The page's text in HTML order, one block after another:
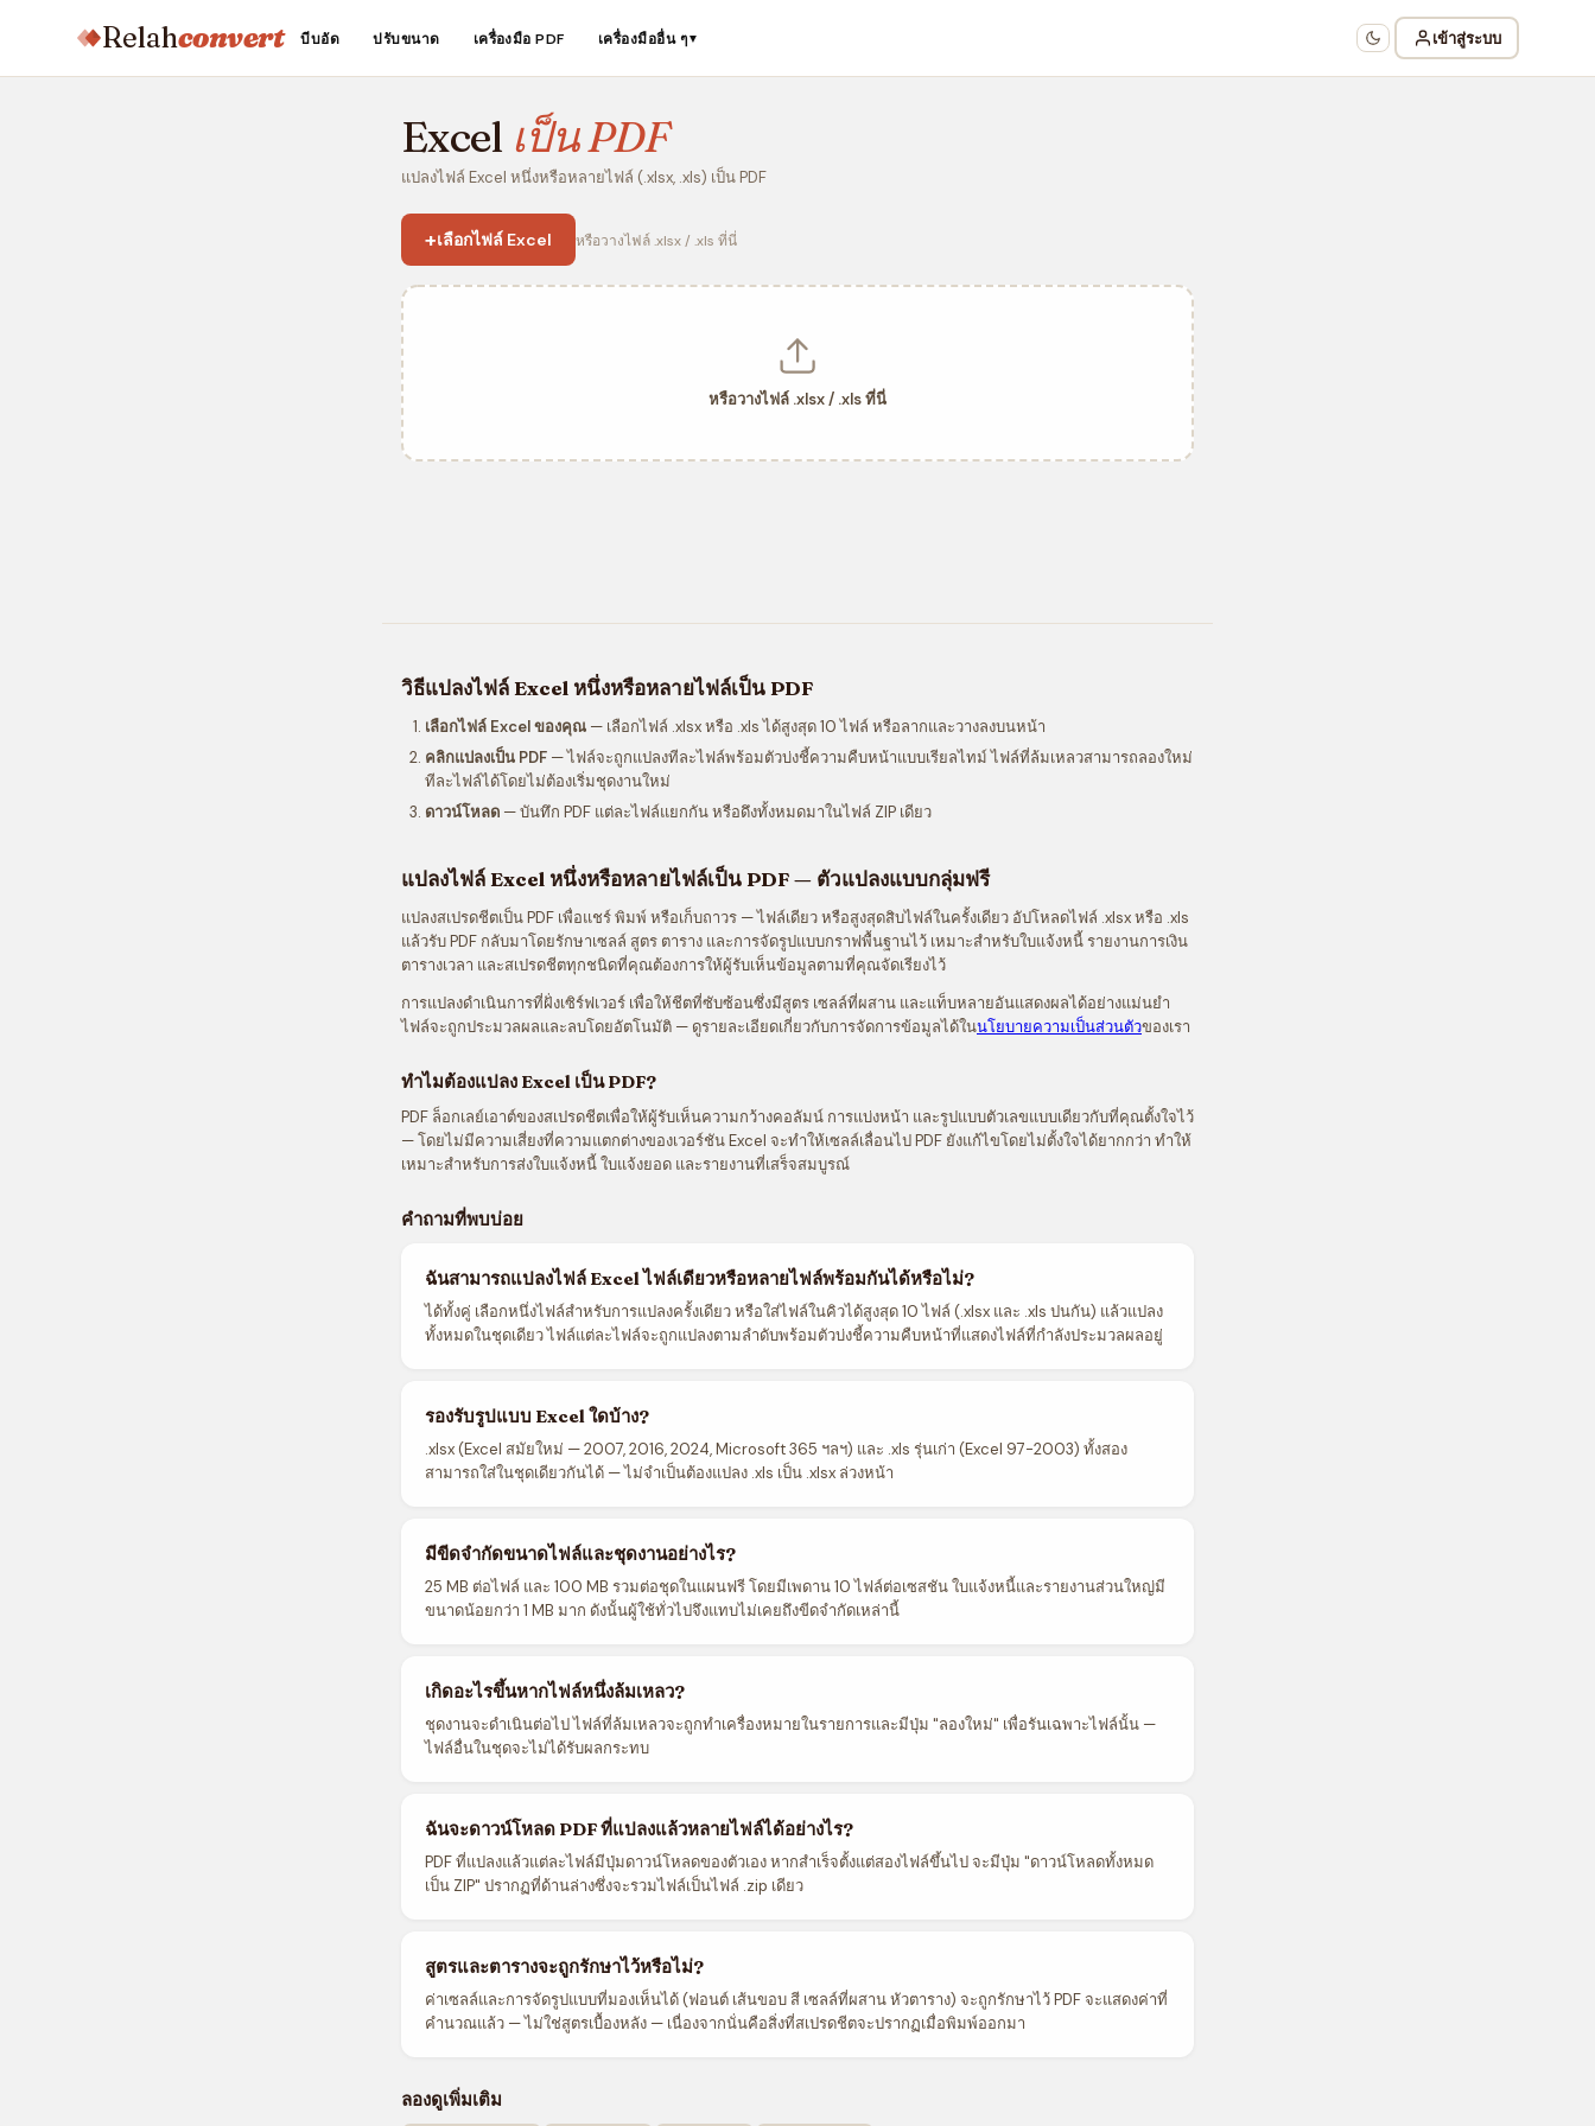
Relahconvert บีบอัด ปรับขนาด เครื่องมือ PDF เครื่องมืออื่น ๆ▼ เข้าสู่ระบบ
Excel เป็น PDF
แปลงไฟล์ Excel หนึ่งหรือหลายไฟล์ (.xlsx, .xls) เป็น PDF
+เลือกไฟล์ Excel หรือวางไฟล์ .xlsx / .xls ที่นี่
หรือวางไฟล์ .xlsx / .xls ที่นี่
วิธีแปลงไฟล์ Excel หนึ่งหรือหลายไฟล์เป็น PDF
เลือกไฟล์ Excel ของคุณ — เลือกไฟล์ .xlsx หรือ .xls ได้สูงสุด 10 ไฟล์ หรือลากและวางลงบนหน้า
คลิกแปลงเป็น PDF — ไฟล์จะถูกแปลงทีละไฟล์พร้อมตัวบ่งชี้ความคืบหน้าแบบเรียลไทม์ ไฟล์ที่ล้มเหลวสามารถลองใหม่
ทีละไฟล์ได้โดยไม่ต้องเริ่มชุดงานใหม่
ดาวน์โหลด — บันทึก PDF แต่ละไฟล์แยกกัน หรือดึงทั้งหมดมาในไฟล์ ZIP เดียว
แปลงไฟล์ Excel หนึ่งหรือหลายไฟล์เป็น PDF — ตัวแปลงแบบกลุ่มฟรี
แปลงสเปรดชีตเป็น PDF เพื่อแชร์ พิมพ์ หรือเก็บถาวร — ไฟล์เดียว หรือสูงสุดสิบไฟล์ในครั้งเดียว อัปโหลดไฟล์ .xlsx หรือ .xls
แล้วรับ PDF กลับมาโดยรักษาเซลล์ สูตร ตาราง และการจัดรูปแบบกราฟพื้นฐานไว้ เหมาะสำหรับใบแจ้งหนี้ รายงานการเงิน
ตารางเวลา และสเปรดชีตทุกชนิดที่คุณต้องการให้ผู้รับเห็นข้อมูลตามที่คุณจัดเรียงไว้
การแปลงดำเนินการที่ฝั่งเซิร์ฟเวอร์ เพื่อให้ชีตที่ซับซ้อนซึ่งมีสูตร เซลล์ที่ผสาน และแท็บหลายอันแสดงผลได้อย่างแม่นยำ
ไฟล์จะถูกประมวลผลและลบโดยอัตโนมัติ — ดูรายละเอียดเกี่ยวกับการจัดการข้อมูลได้ในนโยบายความเป็นส่วนตัวของเรา
ทำไมต้องแปลง Excel เป็น PDF?
PDF ล็อกเลย์เอาต์ของสเปรดชีตเพื่อให้ผู้รับเห็นความกว้างคอลัมน์ การแบ่งหน้า และรูปแบบตัวเลขแบบเดียวกับที่คุณตั้งใจไว้
— โดยไม่มีความเสี่ยงที่ความแตกต่างของเวอร์ชัน Excel จะทำให้เซลล์เลื่อนไป PDF ยังแก้ไขโดยไม่ตั้งใจได้ยากกว่า ทำให้
เหมาะสำหรับการส่งใบแจ้งหนี้ ใบแจ้งยอด และรายงานที่เสร็จสมบูรณ์
คำถามที่พบบ่อย
ฉันสามารถแปลงไฟล์ Excel ไฟล์เดียวหรือหลายไฟล์พร้อมกันได้หรือไม่?
ได้ทั้งคู่ เลือกหนึ่งไฟล์สำหรับการแปลงครั้งเดียว หรือใส่ไฟล์ในคิวได้สูงสุด 10 ไฟล์ (.xlsx และ .xls ปนกัน) แล้วแปลง
ทั้งหมดในชุดเดียว ไฟล์แต่ละไฟล์จะถูกแปลงตามลำดับพร้อมตัวบ่งชี้ความคืบหน้าที่แสดงไฟล์ที่กำลังประมวลผลอยู่
รองรับรูปแบบ Excel ใดบ้าง?
.xlsx (Excel สมัยใหม่ — 2007, 2016, 2024, Microsoft 365 ฯลฯ) และ .xls รุ่นเก่า (Excel 97-2003) ทั้งสอง
สามารถใส่ในชุดเดียวกันได้ — ไม่จำเป็นต้องแปลง .xls เป็น .xlsx ล่วงหน้า
มีขีดจำกัดขนาดไฟล์และชุดงานอย่างไร?
25 MB ต่อไฟล์ และ 100 MB รวมต่อชุดในแผนฟรี โดยมีเพดาน 10 ไฟล์ต่อเซสชัน ใบแจ้งหนี้และรายงานส่วนใหญ่มี
ขนาดน้อยกว่า 1 MB มาก ดังนั้นผู้ใช้ทั่วไปจึงแทบไม่เคยถึงขีดจำกัดเหล่านี้
เกิดอะไรขึ้นหากไฟล์หนึ่งล้มเหลว?
ชุดงานจะดำเนินต่อไป ไฟล์ที่ล้มเหลวจะถูกทำเครื่องหมายในรายการและมีปุ่ม "ลองใหม่" เพื่อรันเฉพาะไฟล์นั้น —
ไฟล์อื่นในชุดจะไม่ได้รับผลกระทบ
ฉันจะดาวน์โหลด PDF ที่แปลงแล้วหลายไฟล์ได้อย่างไร?
PDF ที่แปลงแล้วแต่ละไฟล์มีปุ่มดาวน์โหลดของตัวเอง หากสำเร็จตั้งแต่สองไฟล์ขึ้นไป จะมีปุ่ม "ดาวน์โหลดทั้งหมด
เป็น ZIP" ปรากฏที่ด้านล่างซึ่งจะรวมไฟล์เป็นไฟล์ .zip เดียว
สูตรและตารางจะถูกรักษาไว้หรือไม่?
ค่าเซลล์และการจัดรูปแบบที่มองเห็นได้ (ฟอนต์ เส้นขอบ สี เซลล์ที่ผสาน หัวตาราง) จะถูกรักษาไว้ PDF จะแสดงค่าที่
คำนวณแล้ว — ไม่ใช่สูตรเบื้องหลัง — เนื่องจากนั่นคือสิ่งที่สเปรดชีตจะปรากฏเมื่อพิมพ์ออกมา
ลองดูเพิ่มเติม